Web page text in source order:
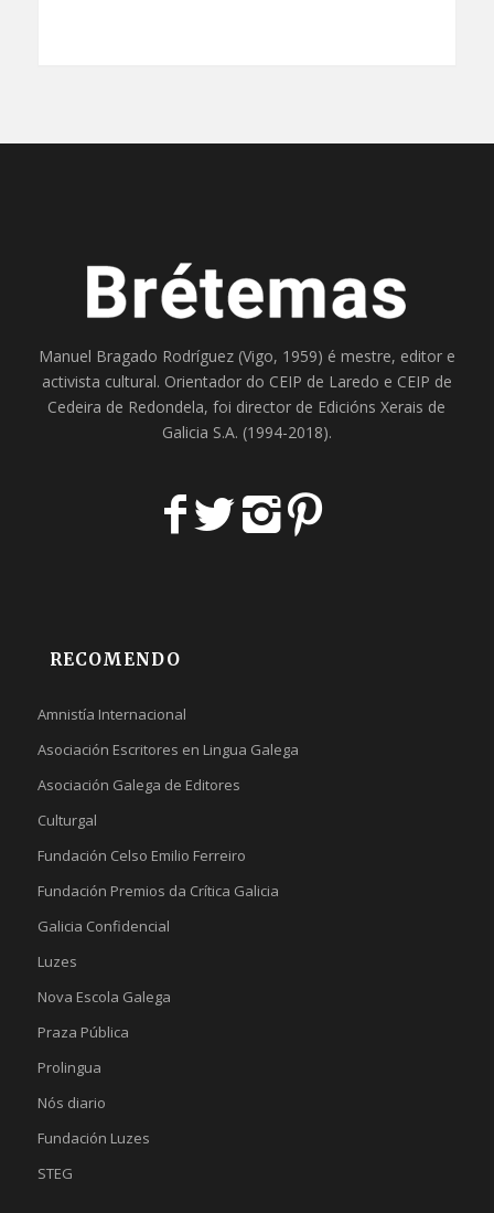
Manuel Bragado Rodríguez (Vigo, 1959) é mestre, editor e
activista cultural. Orientador do CEIP de Laredo e CEIP de
Cedeira de Redondela, foi director de Edicións Xerais de
Galicia S.A. (1994-2018).
RECOMENDO
Amnistía Internacional
Asociación Escritores en Lingua Galega
Asociación Galega de Editores
Culturgal
Fundación Celso Emilio Ferreiro
Fundación Premios da Crítica Galicia
Galicia Confidencial
Luzes
Nova Escola Galega
Praza Pública
Prolingua
Nós diario
Fundación Luzes
STEG